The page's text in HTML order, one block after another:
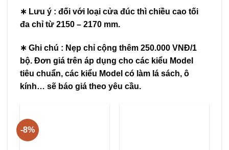
∗ Lưu ý : đối với loại cửa đúc thì chiều cao tối
đa chỉ từ 2150 – 2170 mm.
∗ Ghi chú : Nẹp chỉ cộng thêm 250.000 VNĐ/1
bộ. Đơn giá trên áp dụng cho các kiểu Model
tiêu chuẩn, các kiểu Model có làm lá sách, ô
kính… sẽ báo giá theo yêu cầu.
-8%